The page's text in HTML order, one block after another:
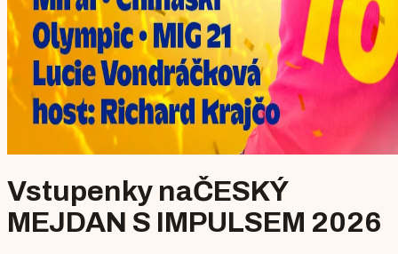
Vstupenky naČESKÝ
MEJDAN S IMPULSEM 2026